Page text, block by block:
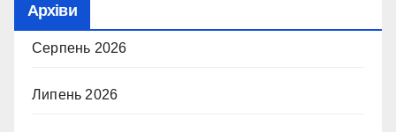
Архіви
Серпень 2026
Липень 2026